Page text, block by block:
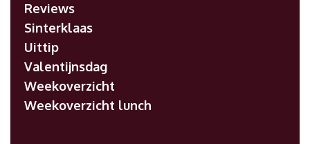
Reviews
Sinterklaas
Uittip
Valentijnsdag
Weekoverzicht
Weekoverzicht lunch